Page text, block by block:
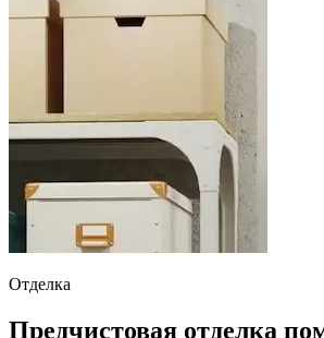
Отделка
Предчистовая отделка